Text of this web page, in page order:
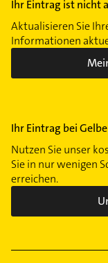
Ihr Eintrag ist nicht
Aktualisieren Sie
Informationen
Ihr Eintrag bei
Nutzen Sie unser
Sie in nur wenigen
erreichen.